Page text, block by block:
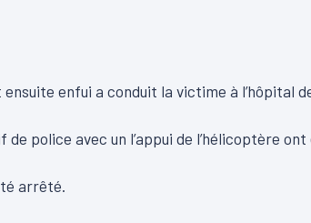
ensuite enfui a conduit la victime à l’hôpital
de police avec un l’appui de l’hélicoptère
arrêté.